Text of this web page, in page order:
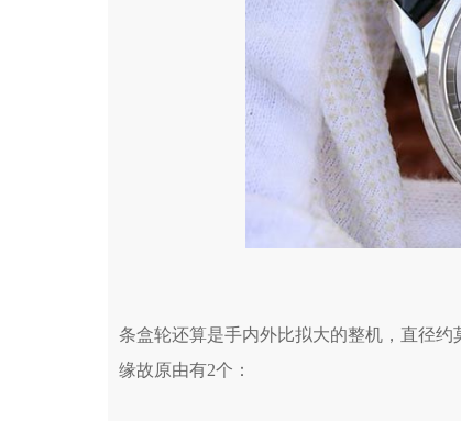
条盒轮还算是手内外比拟大的整机，直径
缘故原由有2个：